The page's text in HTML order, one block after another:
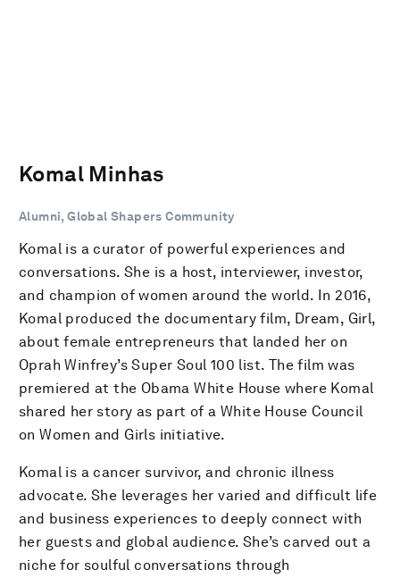
Komal Minhas
Alumni, Global Shapers Community
Komal is a curator of powerful experiences and
conversations. She is a host, interviewer, investor,
and champion of women around the world. In 2016,
Komal produced the documentary film, Dream, Girl,
about female entrepreneurs that landed her on
Oprah Winfrey’s Super Soul 100 list. The film was
premiered at the Obama White House where Komal
shared her story as part of a White House Council
on Women and Girls initiative.
Komal is a cancer survivor, and chronic illness
advocate. She leverages her varied and difficult life
and business experiences to deeply connect with
her guests and global audience. She’s carved out a
niche for soulful conversations through